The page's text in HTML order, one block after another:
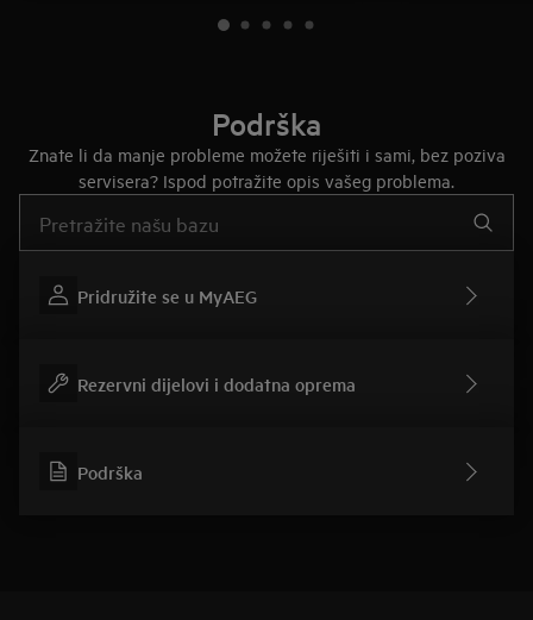
Podrška
Znate li da manje probleme možete riješiti i sami, bez poziva
servisera? Ispod potražite opis vašeg problema.
Pridružite se u MyAEG
Rezervni dijelovi i dodatna oprema
Podrška